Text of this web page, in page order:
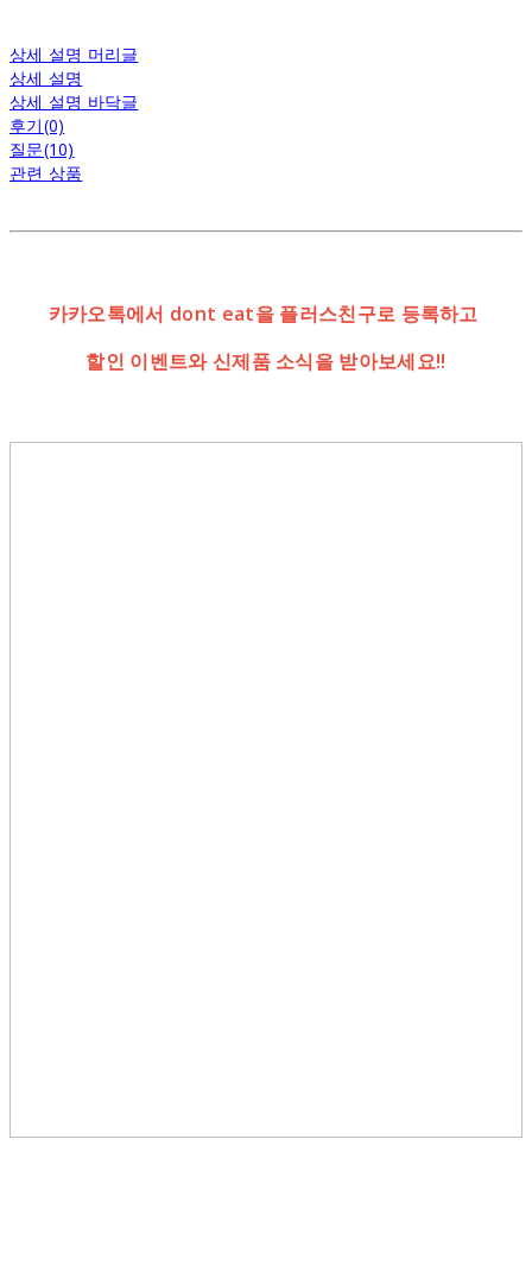
상세 설명 머리글
상세 설명
상세 설명 바닥글
후기(0)
질문(10)
관련 상품
카카오톡에서 dont eat을 플러스친구로 등록하고
할인 이벤트와 신제품 소식을 받아보세요!!